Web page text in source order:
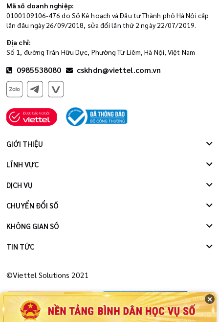
✕
Mã số doanh nghiệp:
0100109106-476 do Sở Kế hoạch và Đầu tư Thành phố Hà Nội cấp
lần đầu ngày 26/09/2018, sửa đổi lần thứ 2 ngày 22/07/2019.
Địa chỉ:
Số 1, đường Trần Hữu Dực, Phường Từ Liêm, Hà Nội, Việt Nam
0985538080 cskhdn@viettel.com.vn
GIỚI THIỆU
LĨNH VỰC
DỊCH VỤ
CHUYỂN ĐỔI SỐ
KHÔNG GIAN SỐ
TIN TỨC
©Viettel Solutions 2021